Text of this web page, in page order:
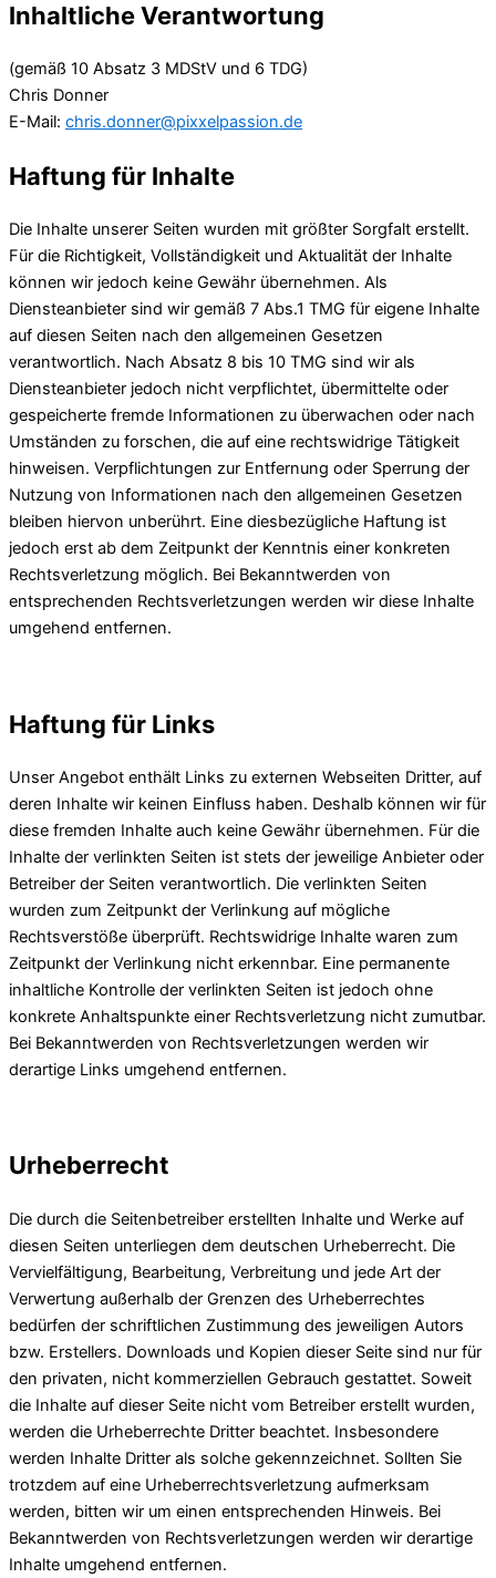
Inhaltliche Verantwortung
(gemäß 10 Absatz 3 MDStV und 6 TDG)
Chris Donner
E-Mail: chris.donner@pixxelpassion.de
Haftung für Inhalte
Die Inhalte unserer Seiten wurden mit größter Sorgfalt erstellt.
Für die Richtigkeit, Vollständigkeit und Aktualität der Inhalte
können wir jedoch keine Gewähr übernehmen. Als
Diensteanbieter sind wir gemäß 7 Abs.1 TMG für eigene Inhalte
auf diesen Seiten nach den allgemeinen Gesetzen
verantwortlich. Nach Absatz 8 bis 10 TMG sind wir als
Diensteanbieter jedoch nicht verpflichtet, übermittelte oder
gespeicherte fremde Informationen zu überwachen oder nach
Umständen zu forschen, die auf eine rechtswidrige Tätigkeit
hinweisen. Verpflichtungen zur Entfernung oder Sperrung der
Nutzung von Informationen nach den allgemeinen Gesetzen
bleiben hiervon unberührt. Eine diesbezügliche Haftung ist
jedoch erst ab dem Zeitpunkt der Kenntnis einer konkreten
Rechtsverletzung möglich. Bei Bekanntwerden von
entsprechenden Rechtsverletzungen werden wir diese Inhalte
umgehend entfernen.
Haftung für Links
Unser Angebot enthält Links zu externen Webseiten Dritter, auf
deren Inhalte wir keinen Einfluss haben. Deshalb können wir für
diese fremden Inhalte auch keine Gewähr übernehmen. Für die
Inhalte der verlinkten Seiten ist stets der jeweilige Anbieter oder
Betreiber der Seiten verantwortlich. Die verlinkten Seiten
wurden zum Zeitpunkt der Verlinkung auf mögliche
Rechtsverstöße überprüft. Rechtswidrige Inhalte waren zum
Zeitpunkt der Verlinkung nicht erkennbar. Eine permanente
inhaltliche Kontrolle der verlinkten Seiten ist jedoch ohne
konkrete Anhaltspunkte einer Rechtsverletzung nicht zumutbar.
Bei Bekanntwerden von Rechtsverletzungen werden wir
derartige Links umgehend entfernen.
Urheberrecht
Die durch die Seitenbetreiber erstellten Inhalte und Werke auf
diesen Seiten unterliegen dem deutschen Urheberrecht. Die
Vervielfältigung, Bearbeitung, Verbreitung und jede Art der
Verwertung außerhalb der Grenzen des Urheberrechtes
bedürfen der schriftlichen Zustimmung des jeweiligen Autors
bzw. Erstellers. Downloads und Kopien dieser Seite sind nur für
den privaten, nicht kommerziellen Gebrauch gestattet. Soweit
die Inhalte auf dieser Seite nicht vom Betreiber erstellt wurden,
werden die Urheberrechte Dritter beachtet. Insbesondere
werden Inhalte Dritter als solche gekennzeichnet. Sollten Sie
trotzdem auf eine Urheberrechtsverletzung aufmerksam
werden, bitten wir um einen entsprechenden Hinweis. Bei
Bekanntwerden von Rechtsverletzungen werden wir derartige
Inhalte umgehend entfernen.